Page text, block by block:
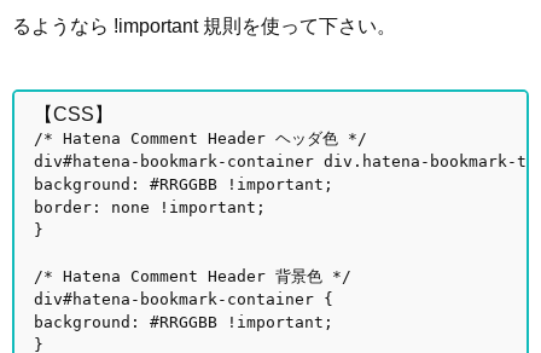
るようなら !important 規則を使って下さい。
【CSS】
/* Hatena Comment Header ヘッダ色 */
div#hatena-bookmark-container div.hatena-
background: #RRGGBB !important;
border: none !important;
}
/* Hatena Comment Header 背景色 */
div#hatena-bookmark-container {
background: #RRGGBB !important;
}